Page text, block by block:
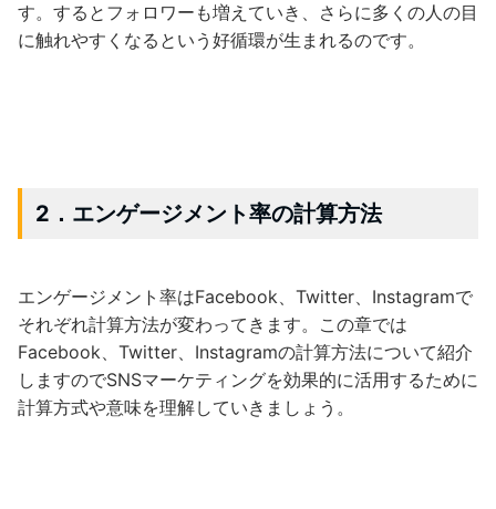
す。するとフォロワーも増えていき、さらに多くの人の目
に触れやすくなるという好循環が生まれるのです。
2．エンゲージメント率の計算方法
エンゲージメント率はFacebook、Twitter、Instagramで
それぞれ計算方法が変わってきます。この章では
Facebook、Twitter、Instagramの計算方法について紹介
しますのでSNSマーケティングを効果的に活用するために
計算方式や意味を理解していきましょう。